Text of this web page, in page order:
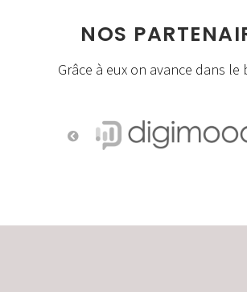
NOS
Grâce à eux on avance dans le